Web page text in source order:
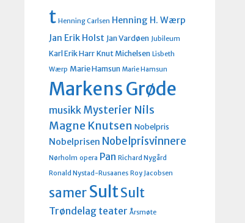
t Henning Carlsen Henning H. Wærp
Jan Erik Holst Jan Vardøen Jubileum
Karl Erik Harr Knut Michelsen Lisbeth
Wærp Marie Hamsun Marie Hamsun
Markens Grøde
musikk Mysterier Nils
Magne Knutsen Nobelpris
Nobelprisen Nobelprisvinnere
Nørholm opera Pan Richard Nygård
Ronald Nystad-Rusaanes Roy Jacobsen
samerSultSult
Trøndelag teater Årsmøte